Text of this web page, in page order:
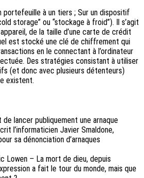
portefeuille à un tiers ; Sur un dispositif
storage” ou “stockage à froid”). Il s’agit
de la taille d’une carte de crédit
est stocké une clé de chiffrement qui
en le connectant à l’ordinateur
Des stratégies consistant à utiliser
(et donc avec plusieurs détenteurs)
existent.
lancer publiquement une arnaque
l’informaticien Javier Smaldone,
sa dénonciation d’arnaques
Lowen – La mort de dieu, depuis
a fait le tour du monde, mais que